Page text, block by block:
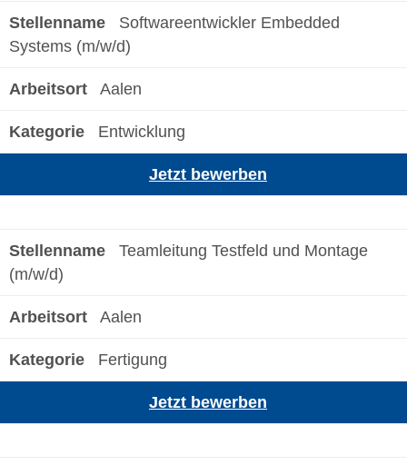
Softwareentwickler Embedded
Systems (m/w/d)
Aalen
Entwicklung
Jetzt bewerben
Teamleitung Testfeld und Montage
(m/w/d)
Aalen
Fertigung
Jetzt bewerben